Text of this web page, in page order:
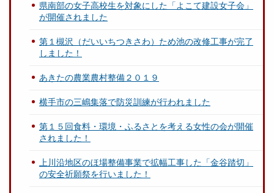
県南部の女子高校生を対象にした「よこて建設女子会」
が開催されました
第１槻沢（だいいちつきさわ）ため池の改修工事が完了
しました！
あきたの農業農村整備２０１９
横手市の三嶋集落で防災訓練が行われました
第１５回食料・環境・ふるさとを考える女性の会が開催
されました！
上川沿地区のほ場整備事業で拡幅工事した「金谷踏切」
の安全祈願祭を行いました！